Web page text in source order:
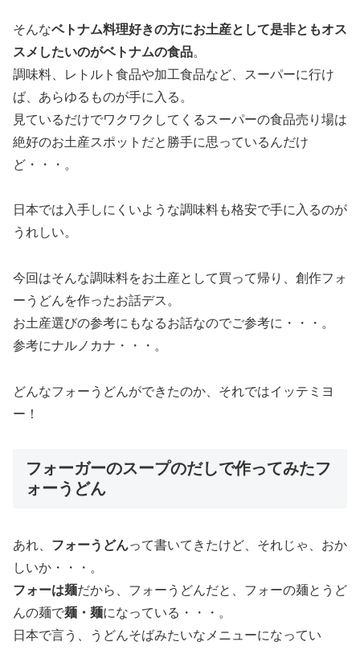
そんなベトナム料理好きの方にお土産として是非ともオス
スメしたいのがベトナムの食品。
調味料、レトルト食品や加工食品など、スーパーに行け
ば、あらゆるものが手に入る。
見ているだけでワクワクしてくるスーパーの食品売り場は
絶好のお土産スポットだと勝手に思っているんだけ
ど・・・。
日本では入手しにくいような調味料も格安で手に入るのが
うれしい。
今回はそんな調味料をお土産として買って帰り、創作フォ
ーうどんを作ったお話デス。
お土産選びの参考にもなるお話なのでご参考に・・・。
参考にナルノカナ・・・。
どんなフォーうどんができたのか、それではイッテミヨ
ー！
フォーガーのスープのだしで作ってみたフ
ォーうどん
あれ、 フォーうどんって書いてきたけど、それじゃ、おか
しいか・・・。
フォーは麺だから、フォーうどんだと、フォーの麺とうど
んの麺で麺・麺になっている・・・。
日本で言う、うどんそばみたいなメニューになってい